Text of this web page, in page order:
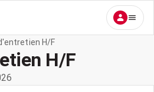
H/F
H/F